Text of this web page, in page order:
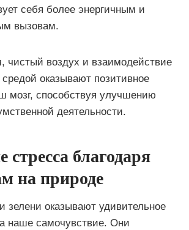
себя более энергичным и
вызовам.
чистый воздух и взаимодействие
оказывают позитивное
мозг, способствуя улучшению
деятельности.
стресса благодаря
на природе
зелени оказывают удивительное
наше самочувствие. Они